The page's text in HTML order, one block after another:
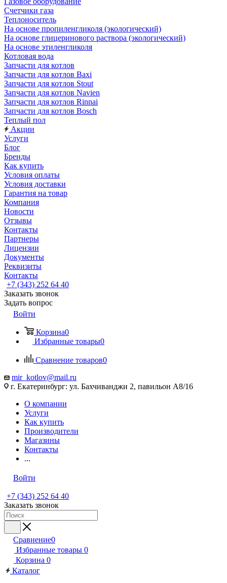
Счетчики газа
Теплоноситель
На основе пропиленгликоля (экологический)
На основе глицеринового раствора (экологический)
На основе этиленгликоля
Котловая вода
Запчасти для котлов
Запчасти для котлов Baxi
Запчасти для котлов Stout
Запчасти для котлов Navien
Запчасти для котлов Rinnai
Запчасти для котлов Bosch
Теплый пол
Акции
Услуги
Блог
Бренды
Как купить
Условия оплаты
Условия доставки
Гарантия на товар
Компания
Новости
Отзывы
Контакты
Партнеры
Лицензии
Документы
Реквизиты
Контакты
+7 (343) 252 64 40
Заказать звонок
Задать вопрос
Войти
Корзина0
Избранные товары0
Сравнение товаров0
mir_kotlov@mail.ru
г. Екатеринбург: ул. Бахчиванджи 2, павильон А8/16
О компании
Услуги
Как купить
Производители
Магазины
Контакты
...
Войти
+7 (343) 252 64 40
Заказать звонок
Сравнение0
Избранные товары 0
Корзина 0
Каталог